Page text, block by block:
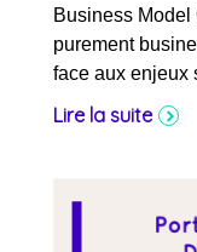
Business Model
purement
face aux enjeux
Lire la suite